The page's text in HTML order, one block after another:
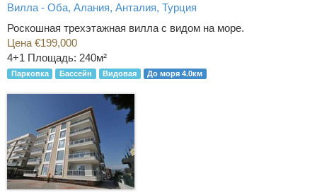
Вилла - Оба, Алания, Анталия, Турция
Роскошная трехэтажная вилла с видом на море.
Цена €199,000
4+1 Площадь: 240м²
Парковка Бассейн Видовая До моря 4.0км